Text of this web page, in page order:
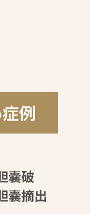
例
嚢破
摘出